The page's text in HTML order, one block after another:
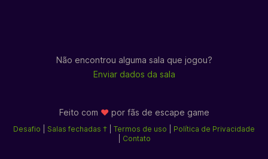
Não encontrou alguma sala que jogou?
Enviar dados da sala
Feito com ♥por fãs de escape game
Desafio Salas fechadas † Termos de uso
Política de Privacidade
Contato